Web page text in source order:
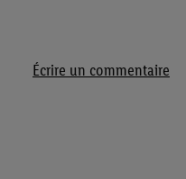
Écrire un commentaire